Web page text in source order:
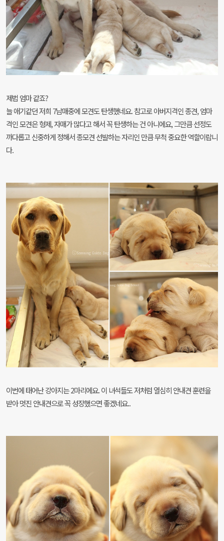
제법 엄마 같죠?
늘 애기같던 저희 7남매중에 모견도 탄생했네요. 참고로 아버지격인 종견, 엄마
격인 모견은 형제, 자매가 많다고 해서 꼭 탄생하는 건 아니에요, 그만큼 선정도
까다롭고 신중하게 정해서 종모견 선발하는 자리인 만큼 무척 중요한 역할이랍니
다.
이번에 태어난 강아지는 2마리에요. 이 녀석들도 저처럼 열심히 안내견 훈련을
받아 멋진 안내견으로 꼭 성장했으면 좋겠네요..